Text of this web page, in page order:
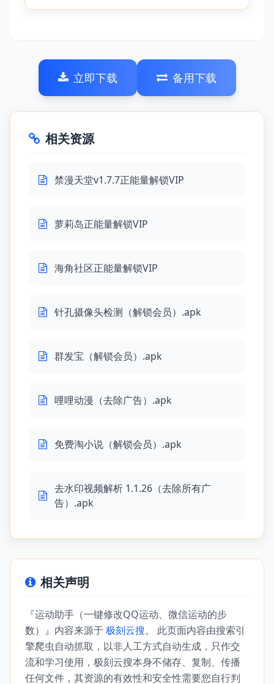
立即下载 备用下载
相关资源
禁漫天堂v1.7.7正能量解锁VIP
萝莉岛正能量解锁VIP
海角社区正能量解锁VIP
针孔摄像头检测（解锁会员）.apk
群发宝（解锁会员）.apk
哩哩动漫（去除广告）.apk
免费淘小说（解锁会员）.apk
去水印视频解析 1.1.26（去除所有广
告）.apk
相关声明
『运动助手（一键修改QQ运动、微信运动的步
数）』内容来源于极刻云搜。 此页面内容由搜索引
擎爬虫自动抓取，以非人工方式自动生成，只作交
流和学习使用，极刻云搜本身不储存、复制、传播
任何文件，其资源的有效性和安全性需要您自行判